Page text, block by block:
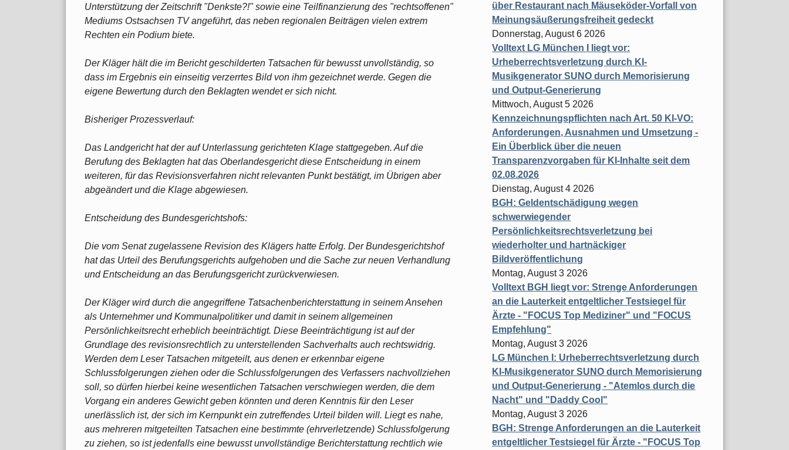
Unterstützung der Zeitschrift "Denkste?!" sowie eine Teilfinanzierung des "rechtsoffenen"
Mediums Ostsachsen TV angeführt, das neben regionalen Beiträgen vielen extrem
Rechten ein Podium biete.
Der Kläger hält die im Bericht geschilderten Tatsachen für bewusst unvollständig, so
dass im Ergebnis ein einseitig verzerrtes Bild von ihm gezeichnet werde. Gegen die
eigene Bewertung durch den Beklagten wendet er sich nicht.
Bisheriger Prozessverlauf:
Das Landgericht hat der auf Unterlassung gerichteten Klage stattgegeben. Auf die
Berufung des Beklagten hat das Oberlandesgericht diese Entscheidung in einem
weiteren, für das Revisionsverfahren nicht relevanten Punkt bestätigt, im Übrigen aber
abgeändert und die Klage abgewiesen.
Entscheidung des Bundesgerichtshofs:
Die vom Senat zugelassene Revision des Klägers hatte Erfolg. Der Bundesgerichtshof
hat das Urteil des Berufungsgerichts aufgehoben und die Sache zur neuen Verhandlung
und Entscheidung an das Berufungsgericht zurückverwiesen.
Der Kläger wird durch die angegriffene Tatsachenberichterstattung in seinem Ansehen
als Unternehmer und Kommunalpolitiker und damit in seinem allgemeinen
Persönlichkeitsrecht erheblich beeinträchtigt. Diese Beeinträchtigung ist auf der
Grundlage des revisionsrechtlich zu unterstellenden Sachverhalts auch rechtswidrig.
Werden dem Leser Tatsachen mitgeteilt, aus denen er erkennbar eigene
Schlussfolgerungen ziehen oder die Schlussfolgerungen des Verfassers nachvollziehen
soll, so dürfen hierbei keine wesentlichen Tatsachen verschwiegen werden, die dem
Vorgang ein anderes Gewicht geben könnten und deren Kenntnis für den Leser
unerlässlich ist, der sich im Kernpunkt ein zutreffendes Urteil bilden will. Liegt es nahe,
aus mehreren mitgeteilten Tatsachen eine bestimmte (ehrverletzende) Schlussfolgerung
zu ziehen, so ist jedenfalls eine bewusst unvollständige Berichterstattung rechtlich wie
über Restaurant nach Mäuseköder-Vorfall von
Meinungsäußerungsfreiheit gedeckt
Donnerstag, August 6 2026
Volltext LG München I liegt vor:
Urheberrechtsverletzung durch KI-
Musikgenerator SUNO durch Memorisierung
und Output-Generierung
Mittwoch, August 5 2026
Kennzeichnungspflichten nach Art. 50 KI-VO:
Anforderungen, Ausnahmen und Umsetzung -
Ein Überblick über die neuen
Transparenzvorgaben für KI-Inhalte seit dem
02.08.2026
Dienstag, August 4 2026
BGH: Geldentschädigung wegen
schwerwiegender
Persönlichkeitsrechtsverletzung bei
wiederholter und hartnäckiger
Bildveröffentlichung
Montag, August 3 2026
Volltext BGH liegt vor: Strenge Anforderungen
an die Lauterkeit entgeltlicher Testsiegel für
Ärzte - "FOCUS Top Mediziner" und "FOCUS
Empfehlung"
Montag, August 3 2026
LG München I: Urheberrechtsverletzung durch
KI-Musikgenerator SUNO durch Memorisierung
und Output-Generierung - "Atemlos durch die
Nacht" und "Daddy Cool"
Montag, August 3 2026
BGH: Strenge Anforderungen an die Lauterkeit
entgeltlicher Testsiegel für Ärzte - "FOCUS Top